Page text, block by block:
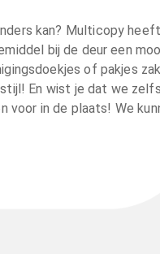
kan? Multicopy
bij de deur een
of pakjes
En wist je dat we
voor in de plaats! We